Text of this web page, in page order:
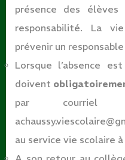
présence des
responsabilité. La
prévenir un
Lorsque l’absence
doivent
par
au service vie scolaire